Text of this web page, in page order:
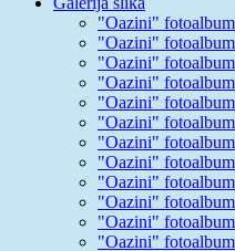
"Oazini"
"Oazini"
"Oazini"
"Oazini"
"Oazini"
"Oazini"
"Oazini"
"Oazini"
"Oazini"
"Oazini"
"Oazini"
"Oazini"